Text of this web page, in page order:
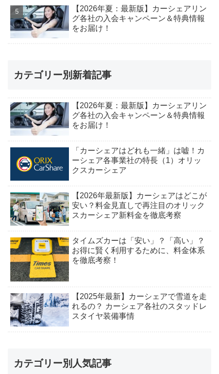
【2026年夏：最新版】カーシェアリン
グ各社の入会キャンペーン＆特典情報
をお届け！
カテゴリー別新着記事
【2026年夏：最新版】カーシェアリン
グ各社の入会キャンペーン＆特典情報
をお届け！
「カーシェアはどれも一緒」は嘘！カ
ーシェア各事業社の特長（1）オリッ
クスカーシェア
【2026年最新版】カーシェアはどこが
安い？料金見直しで再注目のオリック
スカーシェア新料金を徹底考察
タイムズカーは「安い」？「高い」？
お得に賢く利用するために、料金体系
を徹底考察！
【2025年最新】カーシェアで雪道を走
れるの？ カーシェア各社のスタッドレ
スタイヤ装備事情
カテゴリー別人気記事